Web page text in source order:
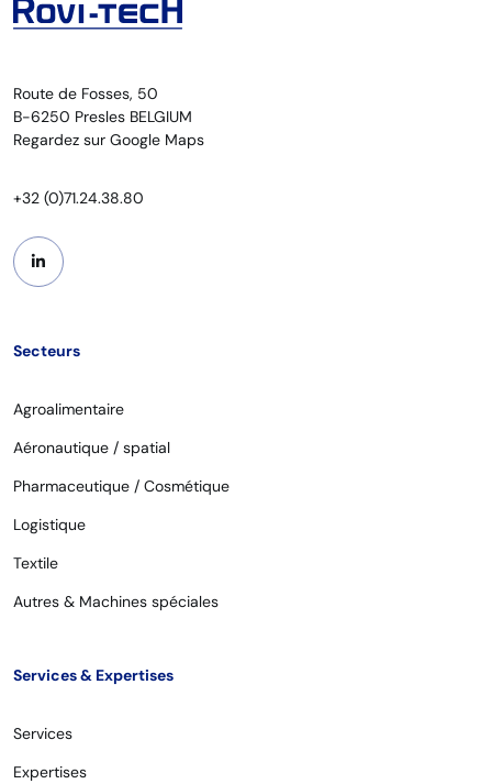
Route de Fosses, 50
B-6250 Presles BELGIUM
Regardez sur Google Maps
+32 (0)71.24.38.80
Secteurs
Agroalimentaire
Aéronautique / spatial
Pharmaceutique / Cosmétique
Logistique
Textile
Autres & Machines spéciales
Services & Expertises
Services
Expertises